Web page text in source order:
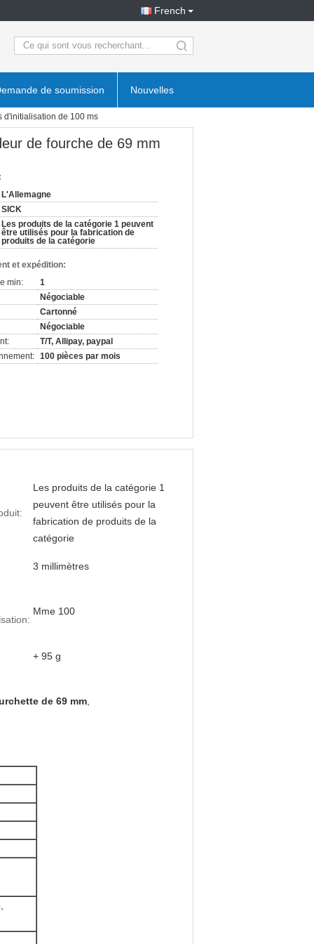
French
search
de soumission Nouvelles
d'initialisation de 100 ms
de fourche de 69 mm
L'Allemagne
SICK
Les produits de la catégorie 1 peuvent
être utilisés pour la fabrication de
produits de la catégorie
et expédition:
min:
1
Négociable
Cartonné
Négociable
T/T, Allipay, paypal
100 pièces par mois
Les produits de la catégorie 1
peuvent être utilisés pour la
fabrication de produits de la
catégorie
3 millimètres
Mme 100
+ 95 g
de 69 mm